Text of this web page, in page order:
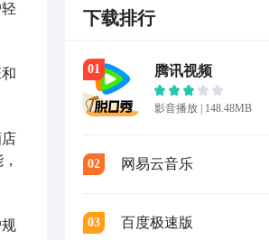
下载排行
01 腾讯视频
影音播放 | 148.48MB
02 网易云音乐
03 百度极速版